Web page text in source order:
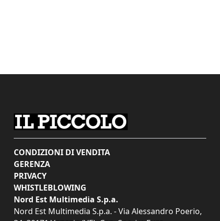
CONDIZIONI DI VENDITA
GERENZA
PRIVACY
WHISTLEBLOWING
Nord Est Multimedia S.p.a.
Nord Est Multimedia S.p.a. - Via Alessandro Poerio,